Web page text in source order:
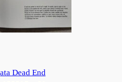
Dead End